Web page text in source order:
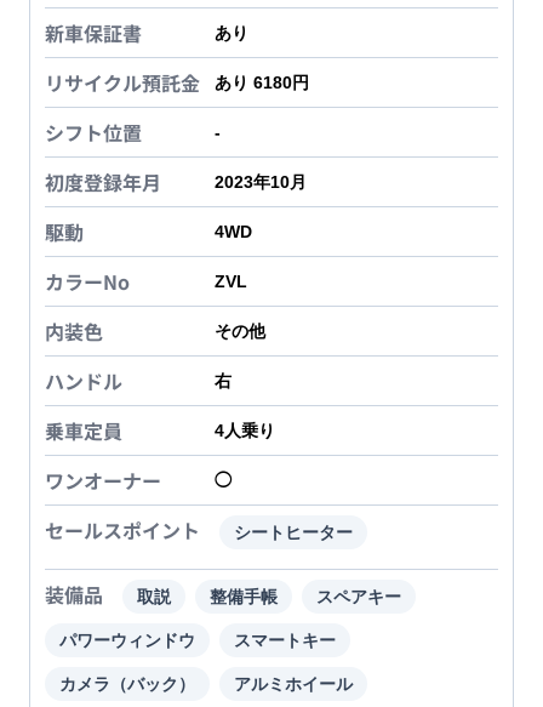
新車保証書 あり
リサイクル預託金 あり 6180円
シフト位置 -
初度登録年月 2023年10月
駆動 4WD
カラーNo ZVL
内装色 その他
ハンドル 右
乗車定員 4人乗り
ワンオーナー ◯
セールスポイント シートヒーター
装備品 取説 整備手帳 スペアキー
パワーウィンドウ スマートキー
カメラ（バック） アルミホイール